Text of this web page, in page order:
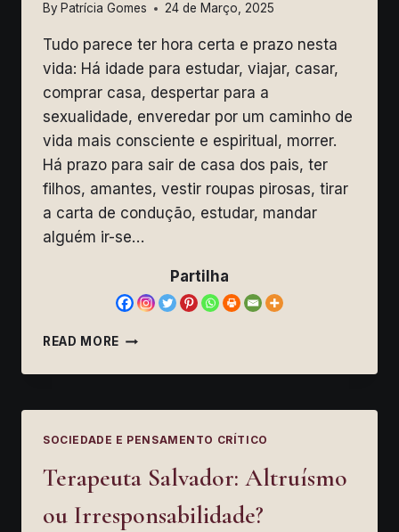
By Patrícia Gomes 24 de Março, 2025
Tudo parece ter hora certa e prazo nesta
vida: Há idade para estudar, viajar, casar,
comprar casa, despertar para a
sexualidade, enveredar por um caminho de
vida mais consciente e espiritual, morrer.
Há prazo para sair de casa dos pais, ter
filhos, amantes, vestir roupas pirosas, tirar
a carta de condução, estudar, mandar
alguém ir-se…
Partilha
READ MORE ESPIRITUALIDADE
ESSÊNCIA
SOCIEDADE E PENSAMENTO CRÍTICO
Terapeuta Salvador: Altruísmo
ou Irresponsabilidade?